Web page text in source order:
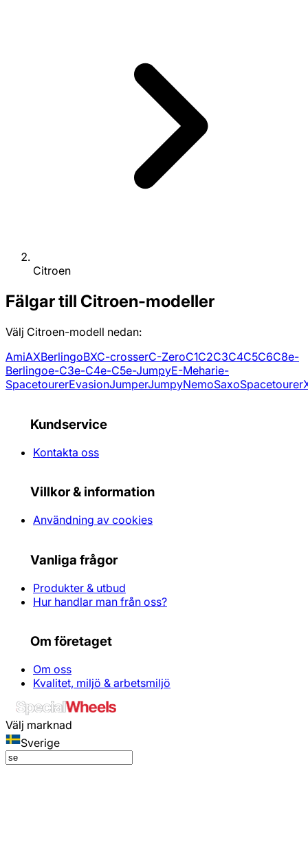
Citroen
Fälgar till Citroen-modeller
Välj Citroen-modell nedan:
AmiAXBerlingoBXC-crosserC-ZeroC1C2C3C4C5C6C8e-
Berlingoe-C3e-C4e-C5e-JumpyE-Meharie-
SpacetourerEvasionJumperJumpyNemoSaxoSpacetourer
Kundservice
Kontakta oss
Villkor & information
Användning av cookies
Vanliga frågor
Produkter & utbud
Hur handlar man från oss?
Om företaget
Om oss
Kvalitet, miljö & arbetsmiljö
Välj marknad
Sverige